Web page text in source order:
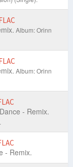
Album: Orinn
Album: Orinn
Dance - Remix.
- Remix.